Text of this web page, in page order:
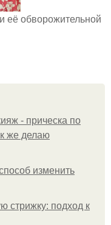
её обворожительной
- прическа по
же делаю
изменить
стрижку: подход к